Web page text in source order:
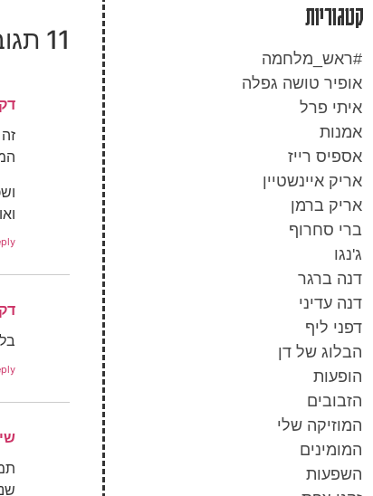
קטגוריות
#ראש_מלחמה
אופיר טושה גפלה
איתי פרל
אמנות
אספיס רייז
אריק איינשטיין
אריק ברמן
ברי סחרוף
ג'נגו
דנה ברגר
דנה עדיני
דפני ליף
הבלוג של דן
הופעות
הזבובים
המוזיקה שלי
המומינים
השפעות
11 תגובות